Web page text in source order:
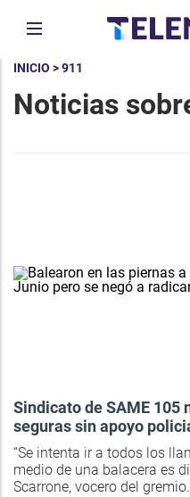
INICIO > 911
Noticias
Sindicato de SAME 105
seguras sin apoyo
“Se intenta ir a todos los
medio de una balacera es
Scarrone, vocero del gremio.